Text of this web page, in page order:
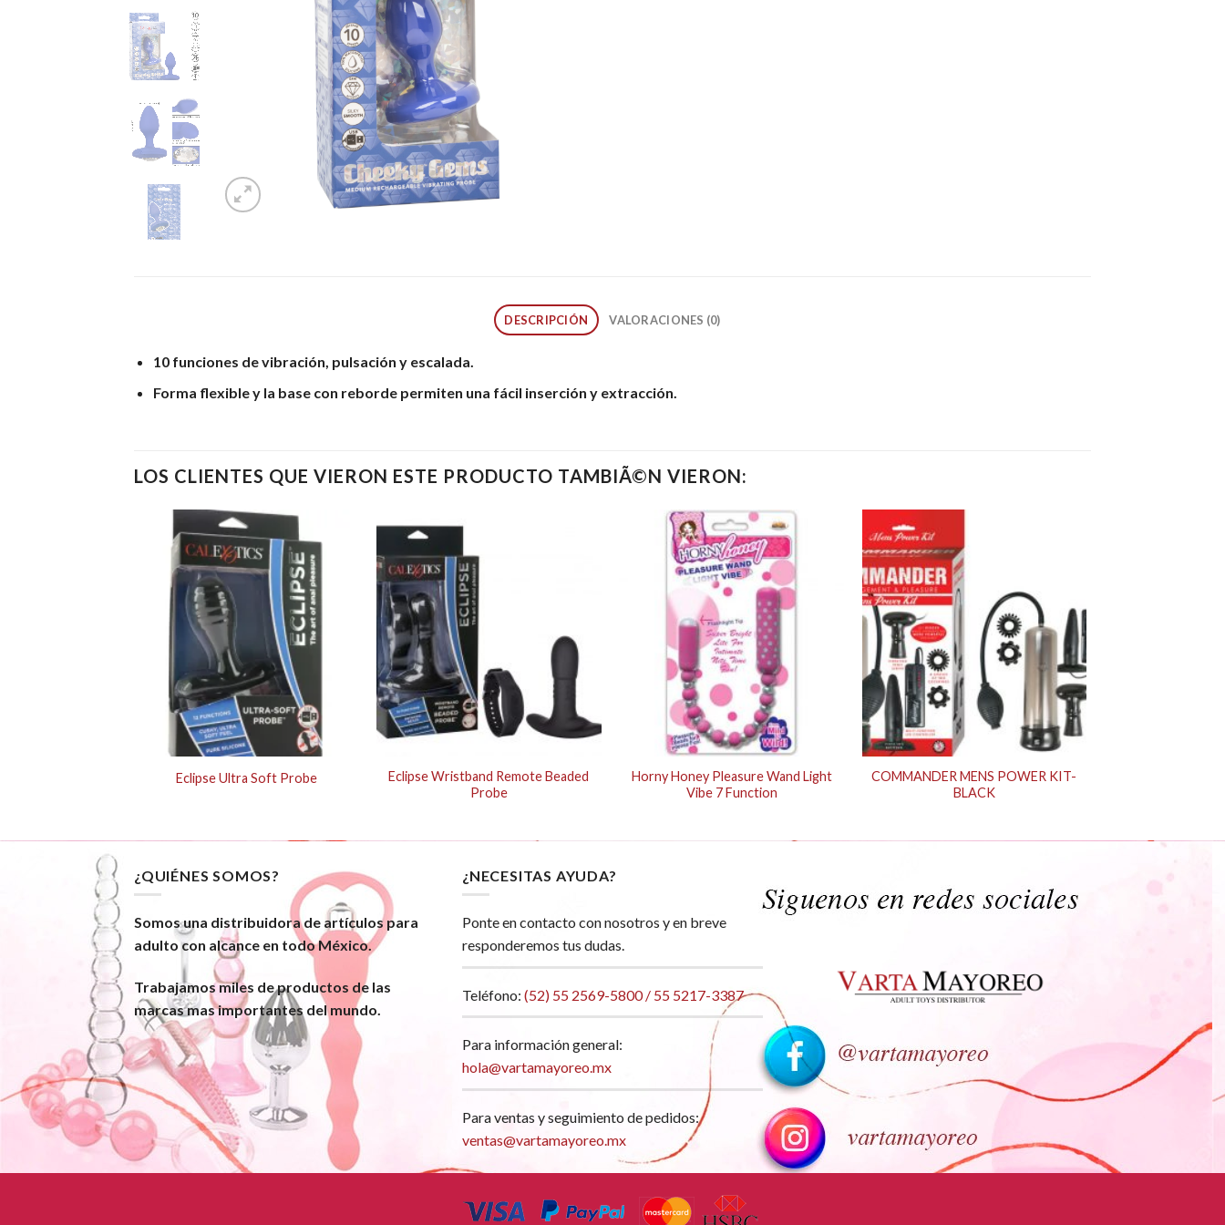
DESCRIPCIÓN VALORACIONES (0)
10 funciones de vibración, pulsación y escalada.
Forma flexible y la base con reborde permiten una fácil inserción y extracción.
LOS CLIENTES QUE VIERON ESTE PRODUCTO TAMBIÃ©N VIERON:
Eclipse Ultra Soft Probe
Eclipse Wristband Remote Beaded
Probe
Horny Honey Pleasure Wand Light
Vibe 7 Function
COMMANDER MENS POWER KIT-
BLACK
¿QUIÉNES SOMOS?
Somos una distribuidora de artículos para
adulto con alcance en todo México.
Trabajamos miles de productos de las
marcas mas importantes del mundo.
¿NECESITAS AYUDA?
Ponte en contacto con nosotros y en breve
responderemos tus dudas.
Teléfono: (52) 55 2569-5800 / 55 5217-3387
Para información general:
hola@vartamayoreo.mx
Para ventas y seguimiento de pedidos:
ventas@vartamayoreo.mx